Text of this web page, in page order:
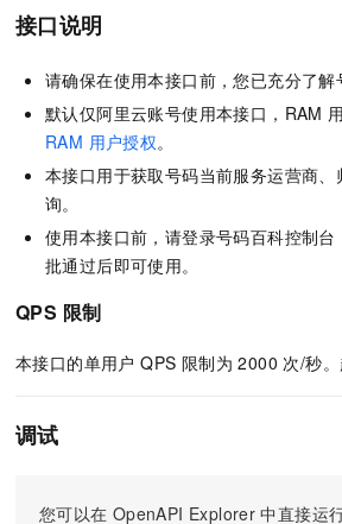
接口说明
请确保在使用本接口前，您已充分了解
默认仅阿里云账号使用本接口，RAM
RAM 用户授权。
本接口用于获取号码当前服务运营商
询。
使用本接口前，请登录号码百科控制台
批通过后即可使用。
QPS 限制
本接口的单用户 QPS 限制为 2000 次/秒
调试
您可以在 OpenAPI Explorer 中直接运
Qwen3-VL-Plus
大模型服务
千问AI平台-Token Plan
千问AI平台-模型体验
新一代 AI 视频生成模型，深度适配广告营销等场景
快速部署 Dify，高效搭建 AI 应用
面向分析的企业级SaaS模式云数据仓库
最高领取价值200元试用点，立即开启云上创新
1亿+ 大模型 tokens 和 30+ 款产品免费体验
140+云产品 免费试用
大模型ACA认证体验
助力企业全员 AI 认知与能力提升
夜间 5
畅捷通
Tableau 订阅
AI空中课堂在线直播课堂（旗舰版）
生态解决方案
行业生态解决方案
开发者生态解决方案
AI 开发和 AI 应用解决方案
ERP
财税
AI 算法大赛
入门学习赛